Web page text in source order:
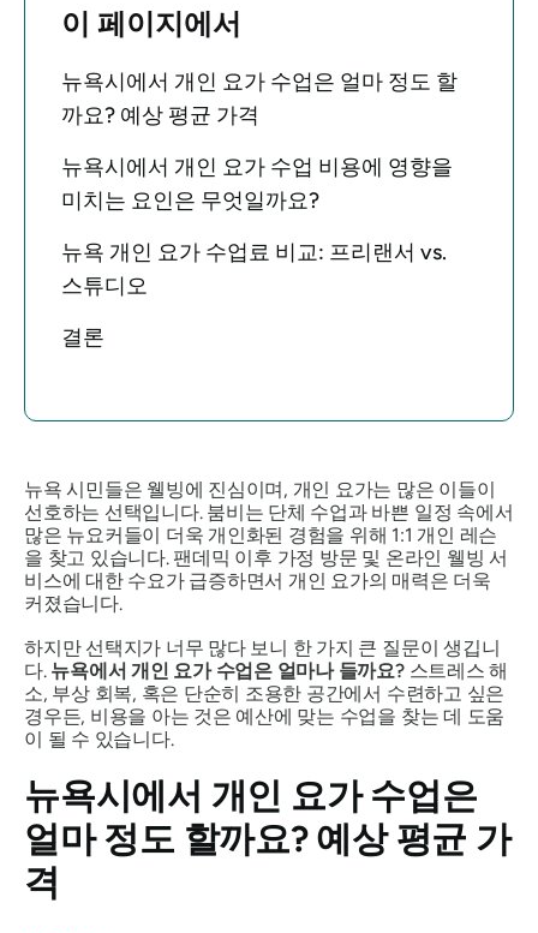
이 페이지에서
뉴욕시에서 개인 요가 수업은 얼마 정도 할
까요? 예상 평균 가격
뉴욕시에서 개인 요가 수업 비용에 영향을
미치는 요인은 무엇일까요?
뉴욕 개인 요가 수업료 비교: 프리랜서 vs.
스튜디오
결론
뉴욕 시민들은 웰빙에 진심이며, 개인 요가는 많은 이들이
선호하는 선택입니다. 붐비는 단체 수업과 바쁜 일정 속에서
많은 뉴요커들이 더욱 개인화된 경험을 위해 1:1 개인 레슨
을 찾고 있습니다. 팬데믹 이후 가정 방문 및 온라인 웰빙 서
비스에 대한 수요가 급증하면서 개인 요가의 매력은 더욱
커졌습니다.
하지만 선택지가 너무 많다 보니 한 가지 큰 질문이 생깁니
다. 뉴욕에서 개인 요가 수업은 얼마나 들까요?스트레스 해
소, 부상 회복, 혹은 단순히 조용한 공간에서 수련하고 싶은
경우든, 비용을 아는 것은 예산에 맞는 수업을 찾는 데 도움
이 될 수 있습니다.
뉴욕시에서 개인 요가 수업은
얼마 정도 할까요? 예상 평균 가
격